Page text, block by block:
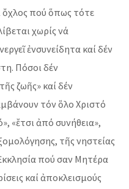
ὄχλος πού ὅπως τότε
χωρίς νά
ἐνσυνείδητα καί δέν
Πόσοι δέν
ζωῆς» καί δέν
τόν ὅλο Χριστό
«ἔτσι ἀπό συνήθεια»,
τῆς νηστείας
πού σαν Μητέρα
καί ἀποκλεισμούς